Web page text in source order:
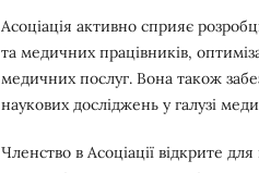
Асоціація активно сприяє
та медичних працівників,
медичних послуг. Вона також
наукових досліджень у галузі
Членство в Асоціації відкрите